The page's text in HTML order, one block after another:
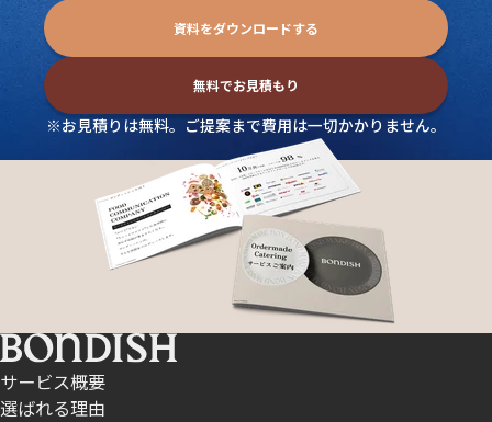
資料をダウンロードする
無料でお見積もり
※お見積りは無料。ご提案まで費用は一切かかりません。
サービス概要
選ばれる理由